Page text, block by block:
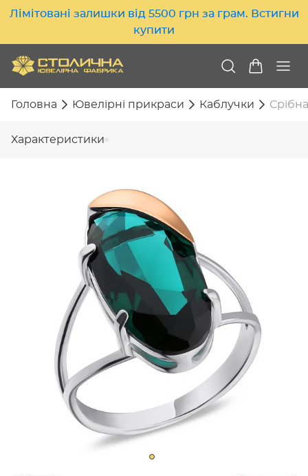
Лімітовані залишки від 5500 грн за грам. Встигни
купити
Головна Ювелірні прикраси Каблучки
Характеристики